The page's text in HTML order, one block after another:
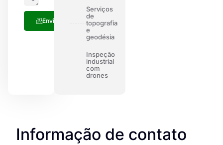
Enviar
Serviços
de
topografia
e
geodésia
Inspeção
industrial
com
drones
Informação de contato